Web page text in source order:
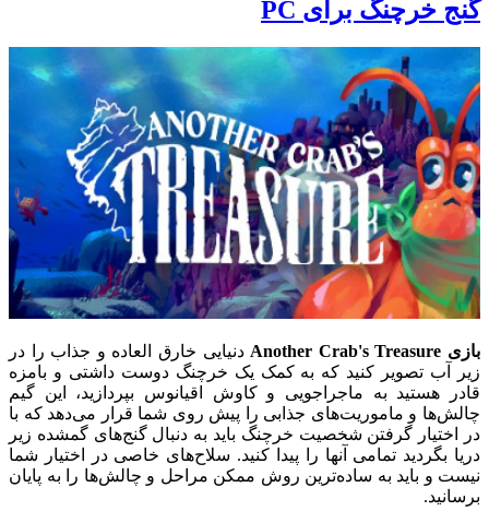
گنج خرچنگ برای PC
بازی Another Crab's Treasure
دنیایی خارق العاده و جذاب را در
زیر آب تصویر کنید که به کمک یک خرچنگ دوست داشتی و بامزه
قادر هستید به ماجراجویی و کاوش اقیانوس بپردازید، این گیم
چالش‌ها و ماموریت‌های جذابی را پیش روی شما قرار می‌دهد که با
در اختیار گرفتن شخصیت خرچنگ باید به دنبال گنج‌های گمشده زیر
دریا بگردید تمامی آنها را پیدا کنید. سلاح‌های خاصی در اختیار شما
نیست و باید به ساده‌ترین روش ممکن مراحل و چالش‌ها را به پایان
برسانید.